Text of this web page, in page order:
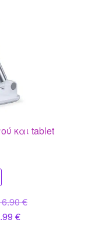
και tablet
6.90€Original
€Η